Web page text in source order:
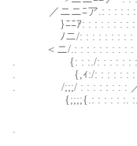
／ニニﾆア.: : : : : :
￣}ﾆﾆｱ: : : : : : : : : : :
ﾉニ/: : : : : : : : : : : : :
＜ニ/.: : : : : : : : :
. {: : :./: : : : : : :
. {,ｨ:/: : : : : : :
. /;;;/ : : : : : : : :
{;;;;{.: : : : : :. :.／
.